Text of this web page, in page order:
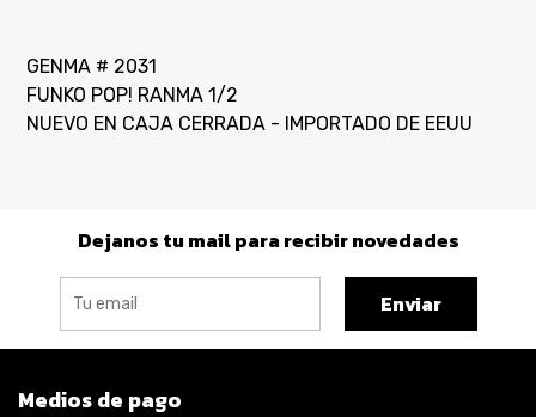
GENMA # 2031
FUNKO POP! RANMA 1/2
NUEVO EN CAJA CERRADA - IMPORTADO DE EEUU
Dejanos tu mail para recibir novedades
Enviar
Medios de pago